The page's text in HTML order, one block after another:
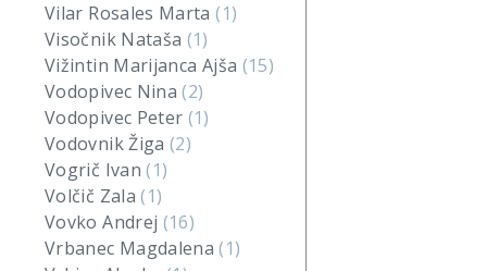
Vilar Rosales Marta(1)
Visočnik Nataša (1)
Vižintin Marijanca Ajša (15)
Vodopivec Nina(2)
Vodopivec Peter (1)
Vodovnik Žiga(2)
Vogrič Ivan(1)
Volčič Zala(1)
Vovko Andrej (16)
Vrbanec Magdalena(1)